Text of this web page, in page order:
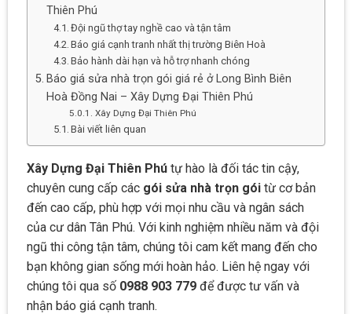
Thiên Phú
Đội ngũ thợ tay nghề cao và tận tâm
Báo giá cạnh tranh nhất thị trường Biên Hoà
Bảo hành dài hạn và hỗ trợ nhanh chóng
Báo giá sửa nhà trọn gói giá rẻ ở Long Bình Biên
Hoà Đồng Nai – Xây Dựng Đại Thiên Phú
Xây Dựng Đại Thiên Phú
Bài viết liên quan
Xây Dựng Đại Thiên Phú tự hào là đối tác tin cậy,
chuyên cung cấp các gói sửa nhà trọn gói từ cơ bản
đến cao cấp, phù hợp với mọi nhu cầu và ngân sách
của cư dân Tân Phú. Với kinh nghiệm nhiều năm và đội
ngũ thi công tận tâm, chúng tôi cam kết mang đến cho
bạn không gian sống mới hoàn hảo. Liên hệ ngay với
chúng tôi qua số 0988 903 779 để được tư vấn và
nhận báo giá cạnh tranh.